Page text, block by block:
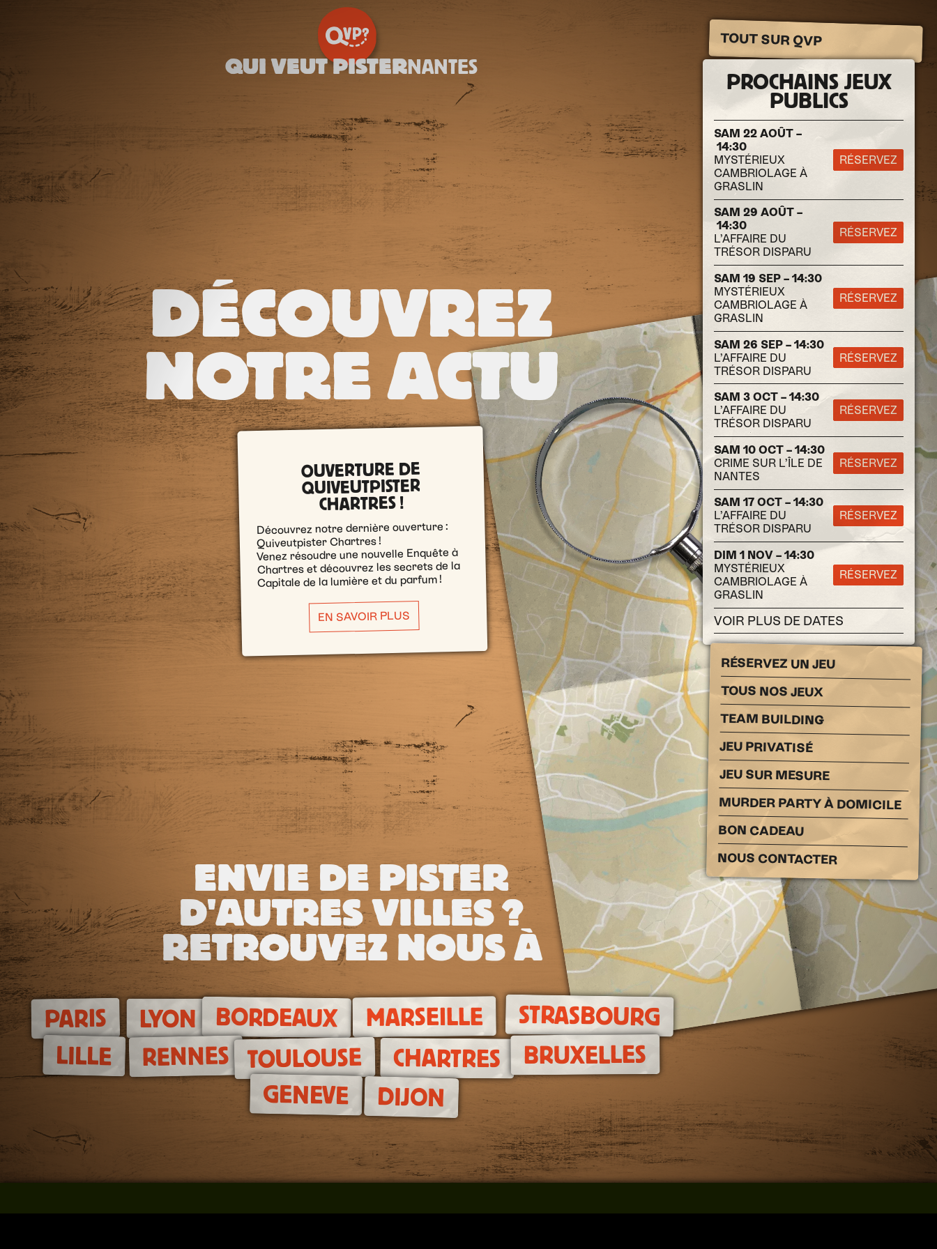
QUI VEUT PISTERNANTES
TOUT SUR QVP
PROCHAINS JEUX
PUBLICS
SAM 22 AOÛT –
14:30
MYSTÉRIEUX
CAMBRIOLAGE À
GRASLIN
RÉSERVEZ
SAM 29 AOÛT –
14:30
L’AFFAIRE DU
TRÉSOR DISPARU
RÉSERVEZ
SAM 19 SEP – 14:30
MYSTÉRIEUX
CAMBRIOLAGE À
GRASLIN
RÉSERVEZ
SAM 26 SEP – 14:30
L’AFFAIRE DU
TRÉSOR DISPARU
RÉSERVEZ
SAM 3 OCT – 14:30
L’AFFAIRE DU
TRÉSOR DISPARU
RÉSERVEZ
SAM 10 OCT – 14:30
CRIME SUR L’ÎLE DE
NANTES
RÉSERVEZ
SAM 17 OCT – 14:30
L’AFFAIRE DU
TRÉSOR DISPARU
RÉSERVEZ
DIM 1 NOV – 14:30
MYSTÉRIEUX
CAMBRIOLAGE À
GRASLIN
RÉSERVEZ
VOIR PLUS DE DATES
RÉSERVEZ UN JEU
TOUS NOS JEUX
TEAM BUILDING
JEU PRIVATISÉ
JEU SUR MESURE
MURDER PARTY À DOMICILE
BON CADEAU
NOUS CONTACTER
DÉCOUVREZ
NOTRE ACTU
OUVERTURE DE
QUIVEUTPISTER
CHARTRES !
Découvrez notre dernière ouverture :
Quiveutpister Chartres !
Venez résoudre une nouvelle Enquête à
Chartres et découvrez les secrets de la
Capitale de la lumière et du parfum !
EN SAVOIR PLUS
ENVIE DE PISTER
D'AUTRES VILLES ?
RETROUVEZ NOUS À
PARIS LYON BORDEAUX MARSEILLE STRASBOURG
LILLE RENNES TOULOUSE CHARTRES BRUXELLES
GENEVE DIJON